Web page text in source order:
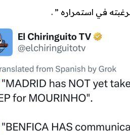
في استمراره ” .